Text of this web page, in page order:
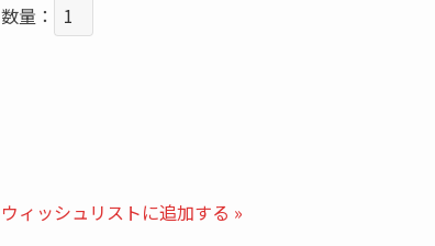
数量：
ウィッシュリストに追加する »